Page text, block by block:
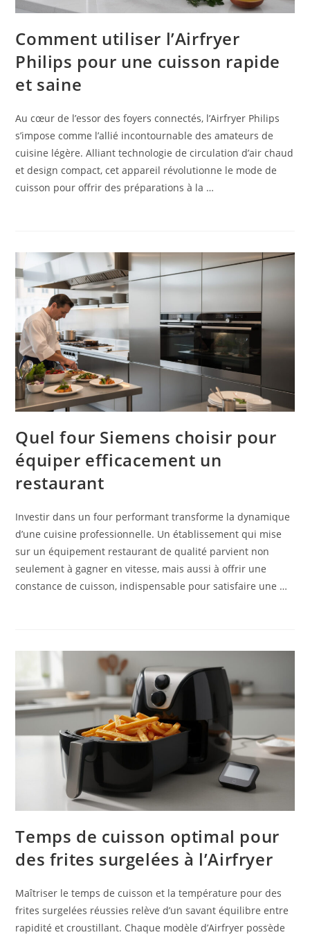
Comment utiliser l’Airfryer
Philips pour une cuisson rapide
et saine
Au cœur de l’essor des foyers connectés, l’Airfryer Philips
s’impose comme l’allié incontournable des amateurs de
cuisine légère. Alliant technologie de circulation d’air chaud
et design compact, cet appareil révolutionne le mode de
cuisson pour offrir des préparations à la …
Quel four Siemens choisir pour
équiper efficacement un
restaurant
Investir dans un four performant transforme la dynamique
d’une cuisine professionnelle. Un établissement qui mise
sur un équipement restaurant de qualité parvient non
seulement à gagner en vitesse, mais aussi à offrir une
constance de cuisson, indispensable pour satisfaire une …
Temps de cuisson optimal pour
des frites surgelées à l’Airfryer
Maîtriser le temps de cuisson et la température pour des
frites surgelées réussies relève d’un savant équilibre entre
rapidité et croustillant. Chaque modèle d’Airfryer possède